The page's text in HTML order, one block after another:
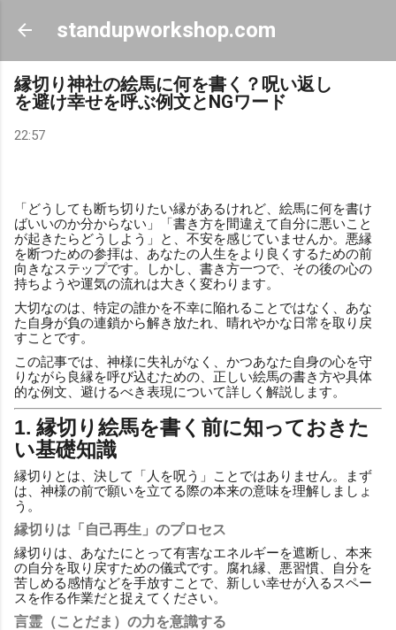
スキップしてメイン コンテンツに移動
standupworkshop.com
縁切り神社の絵馬に何を書く？呪い返し
を避け幸せを呼ぶ例文とNGワード
22:57
「どうしても断ち切りたい縁があるけれど、絵馬に何を書け
ばいいのか分からない」「書き方を間違えて自分に悪いこと
が起きたらどうしよう」と、不安を感じていませんか。悪縁
を断つための参拝は、あなたの人生をより良くするための前
向きなステップです。しかし、書き方一つで、その後の心の
持ちようや運気の流れは大きく変わります。
大切なのは、特定の誰かを不幸に陥れることではなく、あな
た自身が負の連鎖から解き放たれ、晴れやかな日常を取り戻
すことです。
この記事では、神様に失礼がなく、かつあなた自身の心を守
りながら良縁を呼び込むための、正しい絵馬の書き方や具体
的な例文、避けるべき表現について詳しく解説します。
1. 縁切り絵馬を書く前に知っておきた
い基礎知識
縁切りとは、決して「人を呪う」ことではありません。まず
は、神様の前で願いを立てる際の本来の意味を理解しましょ
う。
縁切りは「自己再生」のプロセス
縁切りは、あなたにとって有害なエネルギーを遮断し、本来
の自分を取り戻すための儀式です。腐れ縁、悪習慣、自分を
苦しめる感情などを手放すことで、新しい幸せが入るスペー
スを作る作業だと捉えてください。
言霊（ことだま）の力を意識する